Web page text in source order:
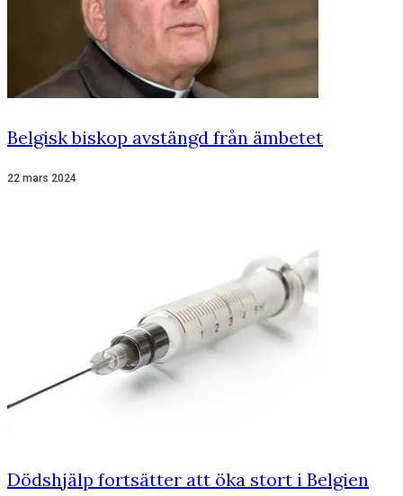
Belgisk biskop avstängd från ämbetet
22 mars 2024
Dödshjälp fortsätter att öka stort i Belgien